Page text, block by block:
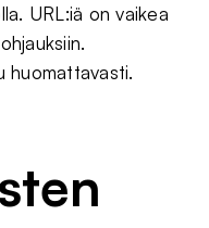
URL:iä on vaikea
huomattavasti.